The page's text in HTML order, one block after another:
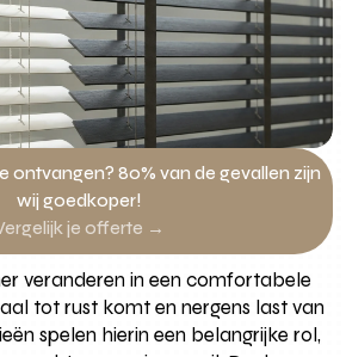
ontvangen? 80% van de gevallen zijn
wij goedkoper!
je offerte →
veranderen in een comfortabele
tot rust komt en nergens last van
spelen hierin een belangrijke rol,